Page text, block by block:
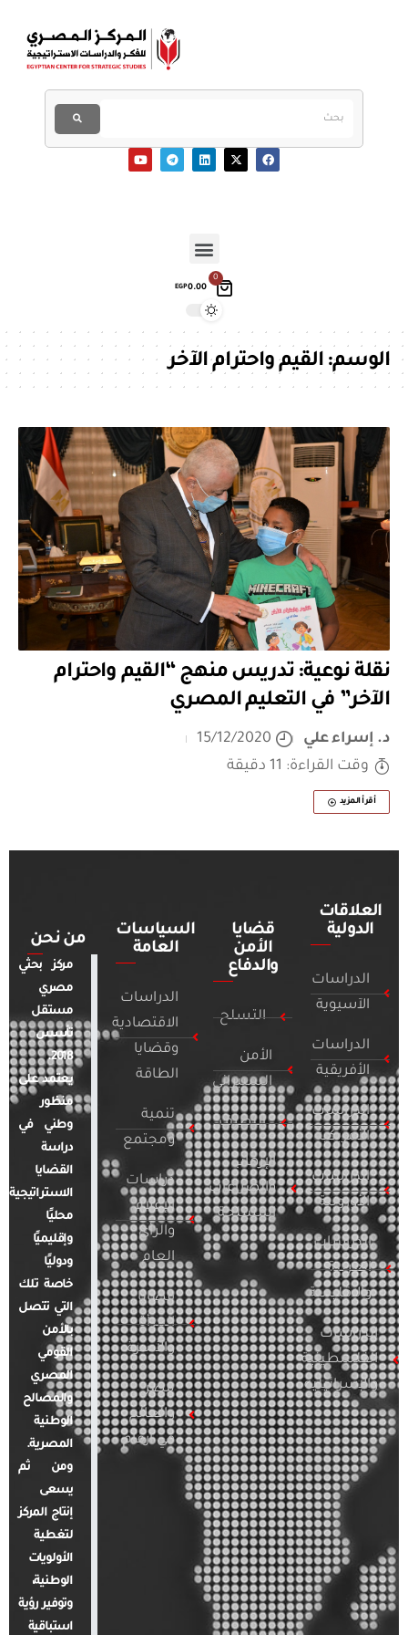
0
EGP0.00
الوسم:القيم واحترام الآخر
نقلة نوعية: تدريس منهج “القيم واحترام
الآخر” في التعليم المصري
د. إسراء علي
15/12/2020
وقت القراءة: 11 دقيقة
أقرأ المزيد
العلاقات
الدولية
الدراسات
الآسيوية
الدراسات
الأفريقية
الدراسات
الأمريكية
الدراسات
الأوروبية
الدراسات
العربية
والإقليمية
الدراسات
الفلسطينية
والإسرائيلية
قضايا
الأمن
والدفاع
التسلح
الأمن
السيبراني
التطرف
الإرهاب
والصراعات
المسلحة
السياسات
العامة
الدراسات
الاقتصادية
وقضايا
الطاقة
تنمية
ومجتمع
دراسات
الإعلام
والرأي
العام
قضايا
المرأة
والأسرة
مصر
والعالم
في أرقام
من نحن
مركز بحثي
مصري
مستقل
تأسس
2018.
يعتمد على
منظور
وطني في
دراسة
القضايا
الاستراتيجية
محليًا
وإقليميًا
ودوليًا
خاصة تلك
التي تتصل
بالأمن
القومي
المصري
والمصالح
الوطنية
المصرية.
ومن ثم
يسعى
إنتاج المركز
لتغطية
الأولويات
الوطنية،
وتوفير رؤية
استباقية